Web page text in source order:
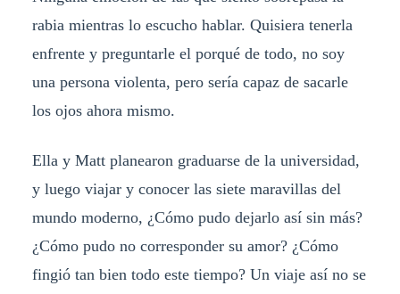
rabia mientras lo escucho hablar. Quisiera tenerla
enfrente y preguntarle el porqué de todo, no soy
una persona violenta, pero sería capaz de sacarle
los ojos ahora mismo.
Ella y Matt planearon graduarse de la universidad,
y luego viajar y conocer las siete maravillas del
mundo moderno, ¿Cómo pudo dejarlo así sin más?
¿Cómo pudo no corresponder su amor? ¿Cómo
fingió tan bien todo este tiempo? Un viaje así no se